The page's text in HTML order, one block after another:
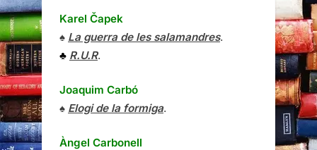
Karel Čapek
♠ La guerra de les salamandres.
♣ R.U.R.
Joaquim Carbó
♠ Elogi de la formiga.
Àngel Carbonell